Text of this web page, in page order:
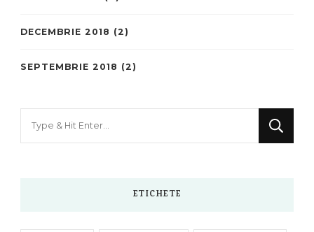
DECEMBRIE 2018 (2)
SEPTEMBRIE 2018 (2)
ETICHETE